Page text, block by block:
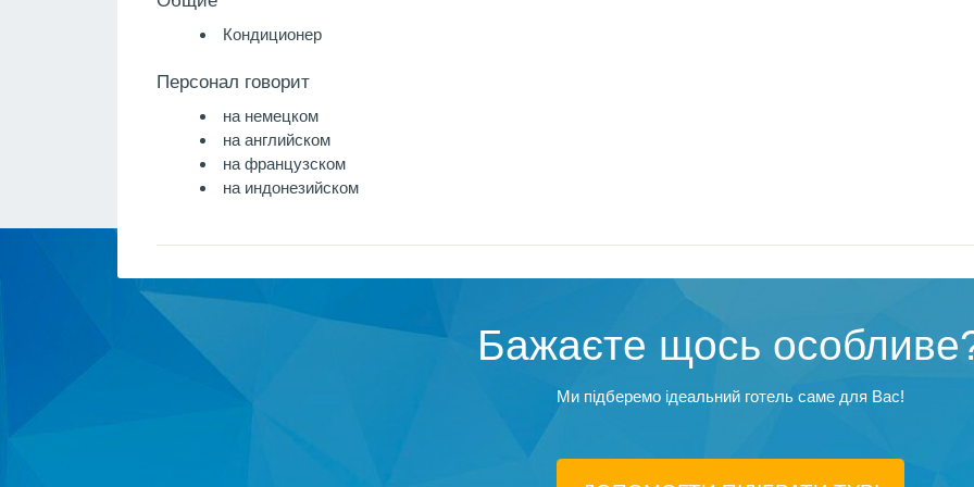
Кондиционер
Персонал говорит
на немецком
на английском
на французском
на индонезийском
Бажаєте щось
Ми підберемо ідеальний готель саме для Вас!